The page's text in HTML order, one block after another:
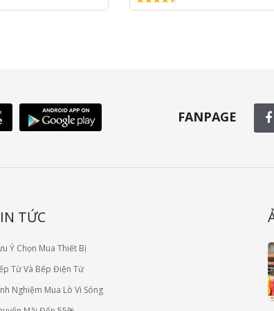
FANPAGE
TỨC
Ý Chọn Mua Thiết Bị
Từ Và Bếp Điện Từ
Nghiệm Mua Lò Vi Sóng